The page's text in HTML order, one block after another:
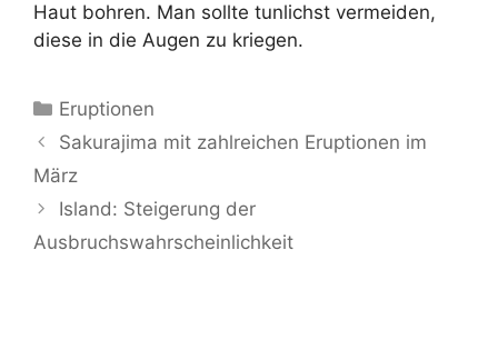
Haut bohren. Man sollte tunlichst vermeiden,
diese in die Augen zu kriegen.
Kategorien
Eruptionen
Sakurajima mit zahlreichen Eruptionen im
März
Island: Steigerung der
Ausbruchswahrscheinlichkeit